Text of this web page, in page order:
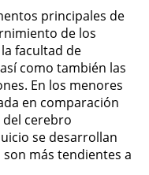
Influencia de
Drogas
en
principales de
de los
facultad de
como también las
En los menores
en comparación
del cerebro
se desarrollan
más tendientes a